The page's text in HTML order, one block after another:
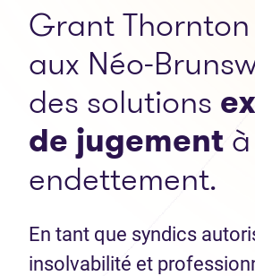
Grant
aux Néo-
des solutions
de jugement
endettement.
En tant que syndics
insolvabilité et